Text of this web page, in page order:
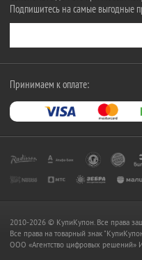
Подпишитесь на самые выгодные
Принимаем к оплате:
2010-2026 © КупиКупон. Все права
Все права на товарный знак
OOO «Агентство цифровых